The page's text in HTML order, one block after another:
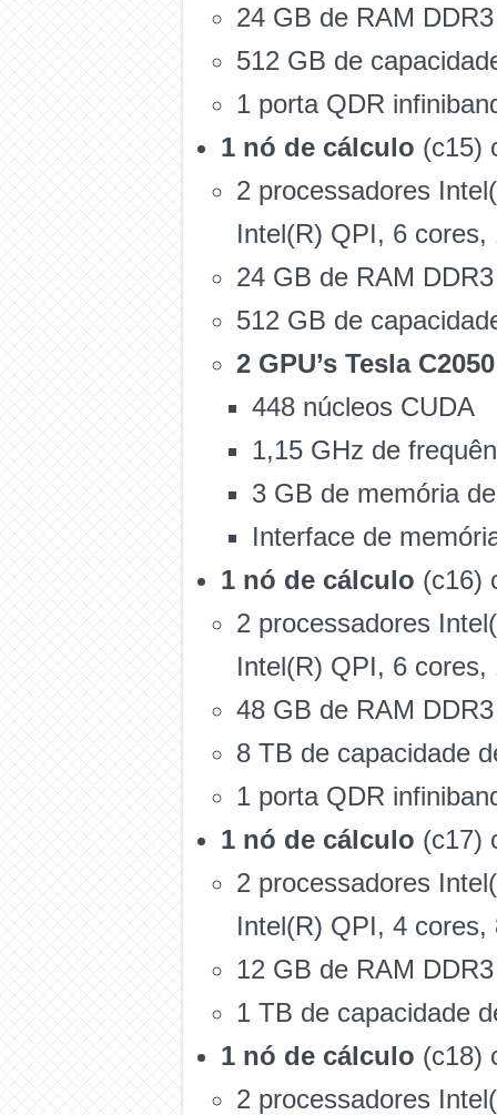
24 GB de RAM
512 GB de
1 porta QDR
1 nó de cálculo (c15)
2 processadores
Intel(R) QPI, 6 cores,
24 GB de RAM
512 GB de
2 GPU’s Tesla C2050
448 núcleos CUDA
1,15 GHz de
3 GB de memória
Interface de
1 nó de cálculo (c16)
2 processadores
Intel(R) QPI, 6 cores,
48 GB de RAM
8 TB de capacidade
1 porta QDR
1 nó de cálculo (c17)
2 processadores
Intel(R) QPI, 4 cores,
12 GB de RAM
1 TB de capacidade
1 nó de cálculo (c18)
2 processadores